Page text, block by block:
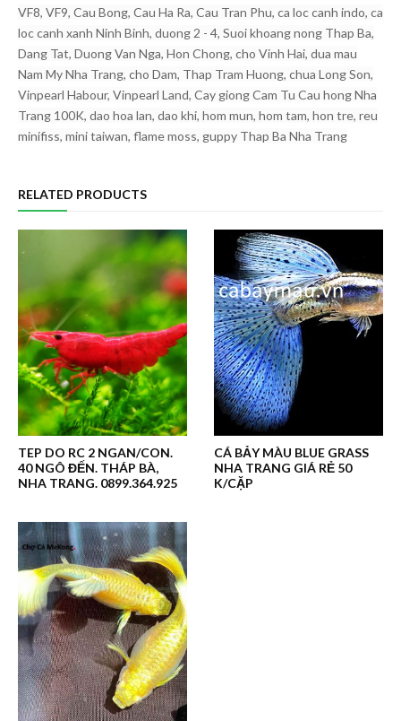
VF8, VF9, Cau Bong, Cau Ha Ra, Cau Tran Phu, ca loc canh indo, ca
loc canh xanh Ninh Binh, duong 2 - 4, Suoi khoang nong Thap Ba,
Dang Tat, Duong Van Nga, Hon Chong, cho Vinh Hai, dua mau
Nam My Nha Trang, cho Dam, Thap Tram Huong, chua Long Son,
Vinpearl Habour, Vinpearl Land, Cay giong Cam Tu Cau hong Nha
Trang 100K, dao hoa lan, dao khi, hom mun, hom tam, hon tre, reu
minifiss, mini taiwan, flame moss, guppy Thap Ba Nha Trang
RELATED PRODUCTS
TEP DO RC 2 NGAN/CON.
40 NGÔ ĐẾN. THÁP BÀ,
NHA TRANG. 0899.364.925
CÁ BẢY MÀU BLUE GRASS
NHA TRANG GIÁ RẺ 50
K/CẶP